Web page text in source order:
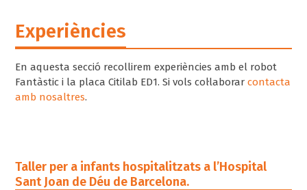
Experiències
En aquesta secció recollirem experiències amb el robot
Fantàstic i la placa Citilab ED1. Si vols col·laborarcontacta
amb nosaltres.
Taller per a infants hospitalitzats a l’Hospital
Sant Joan de Déu de Barcelona.